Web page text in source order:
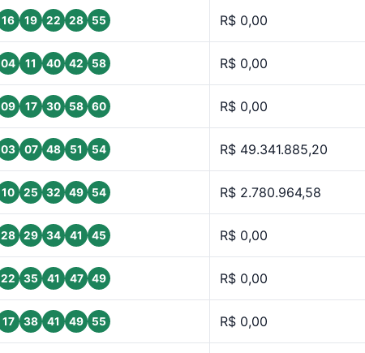
16 19 22 28 55 R$ 0,00
04 11 40 42 58 R$ 0,00
09 17 30 58 60 R$ 0,00
03 07 48 51 54 R$ 49.341.885,20
10 25 32 49 54 R$ 2.780.964,58
28 29 34 41 45 R$ 0,00
22 35 41 47 49 R$ 0,00
17 38 41 49 55 R$ 0,00